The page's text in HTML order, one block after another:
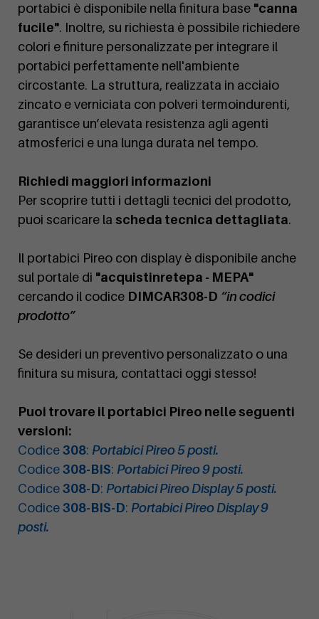
portabici è disponibile nella finitura base "canna
fucile". Inoltre, su richiesta è possibile richiedere
colori e finiture personalizzate per integrare il
portabici perfettamente nell'ambiente
circostante. La struttura, realizzata in acciaio
zincato e verniciata con polveri termoindurenti,
garantisce un’elevata resistenza agli agenti
atmosferici e una lunga durata nel tempo.
Richiedi maggiori informazioni
Per scoprire tutti i dettagli tecnici del prodotto,
puoi scaricare la scheda tecnica dettagliata.
Il portabici Pireo con display è disponibile anche
sul portale di "acquistinretepa - MEPA"
cercando il codice DIMCAR308-D “in codici
prodotto”
Se desideri un preventivo personalizzato o una
finitura su misura, contattaci oggi stesso!
Puoi trovare il portabici Pireo nelle seguenti
versioni:
Codice308: Portabici Pireo 5 posti.
Codice308-BIS: Portabici Pireo 9 posti.
Codice308-D: Portabici Pireo Display 5 posti.
Codice308-BIS-D: Portabici Pireo Display 9
posti.